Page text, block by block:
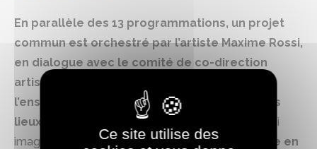
En parallèle des 13 programmations, un projet
commun est orchestré par l’artiste Maxime Rossi,
en dialogue avec le comité de co-direction
artistique de La Métropolitaine constitué de
l’ensemble des directions et des équipes des
lieux
. Dans un esprit de célébration, Maxime Rossi
imagine,
Terre, air, feu un opéra synesthésique en
Ce site utilise des